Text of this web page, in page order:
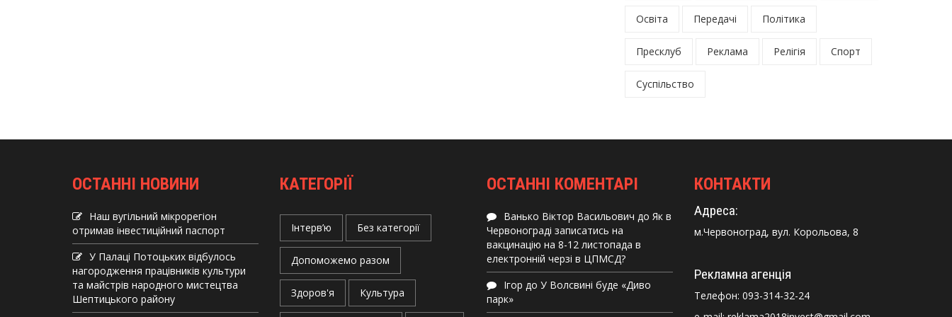
Освіта Передачі Політика
Пресклуб Реклама Релігія Спорт
Суспільство
ОСТАННІ НОВИНИ
Наш вугільний мікрорегіон
отримав інвеcтиційний паспорт
У Палаці Потоцьких відбулось
нагородження працівників культури
та майстрів народного мистецтва
Шептицького району
КАТЕГОРІЇ
Інтерв’ю Без категорії
Допоможемо разом
Здоров'я Культура
ОСТАННІ КОМЕНТАРІ
Ванько Віктор Васильович до Як в
Червонограді записатись на
вакцинацію на 8-12 листопада в
електронній черзі в ЦПМСД?
Ігор до У Волсвині буде «Диво
парк»
КОНТАКТИ
Адреса:
м.Червоноград, вул. Корольова, 8
Рекламна агенція
Телефон: 093-314-32-24